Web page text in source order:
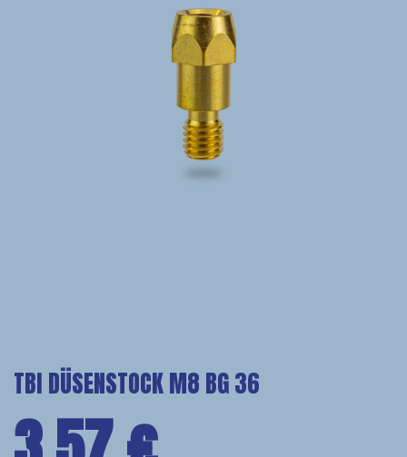
TBI DÜSENSTOCK M8 BG 36